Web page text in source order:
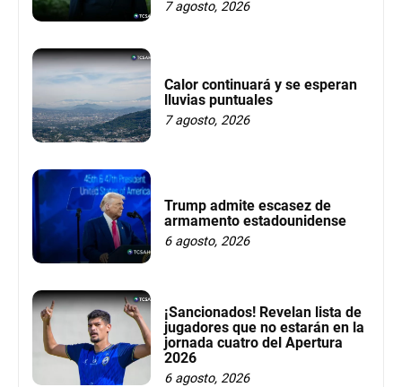
7 agosto, 2026
Calor continuará y se esperan
lluvias puntuales
7 agosto, 2026
Trump admite escasez de
armamento estadounidense
6 agosto, 2026
¡Sancionados! Revelan lista de
jugadores que no estarán en la
jornada cuatro del Apertura
2026
6 agosto, 2026